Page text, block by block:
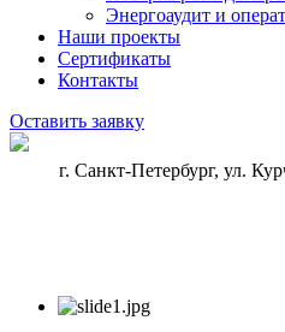
Энергоаудит и
Наши проекты
Сертификаты
Контакты
Оставить заявку
г. Санкт-Петербург, ул.